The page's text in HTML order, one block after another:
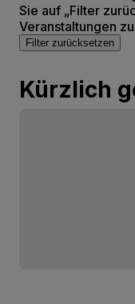
Sie auf „Filter
Veranstaltungen
Filter zurücksetzen
Kürzlich